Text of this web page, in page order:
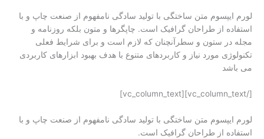
لورم ایپسوم متن ساختگی با تولید سادگی نامفهوم از صنعت چاپ و با
استفاده از طراحان گرافیک است. چاپگرها و متون بلکه روزنامه و
مجله در ستون و سطرآنچنان که لازم است و برای شرایط فعلی
تکنولوژی مورد نیاز و کاربردهای متنوع با هدف بهبود ابزارهای کاربردی
می باشد
[/vc_column_text][vc_column_text]
لورم ایپسوم متن ساختگی با تولید سادگی نامفهوم از صنعت چاپ و با
استفاده از طراحان گرافیک است.